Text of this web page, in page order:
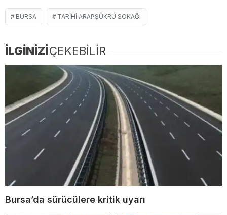
BURSA TARIHI ARAPŞÜKRÜ SOKAĞI
İLGİNİZİÇEKEBİLİR
Bursa’da sürücülere kritik uyarı